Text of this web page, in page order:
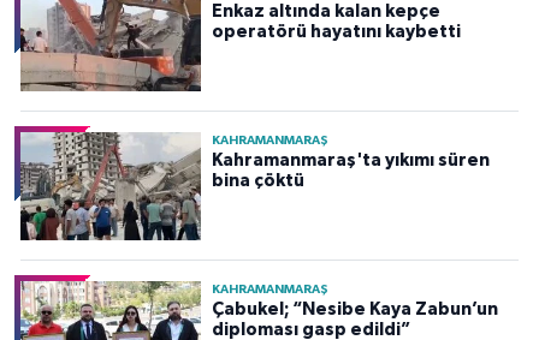
Enkaz altında kalan kepçe
operatörü hayatını kaybetti
KAHRAMANMARAŞ
Kahramanmaraş'ta yıkımı süren
bina çöktü
KAHRAMANMARAŞ
Çabukel; “Nesibe Kaya Zabun’un
diploması gasp edildi”